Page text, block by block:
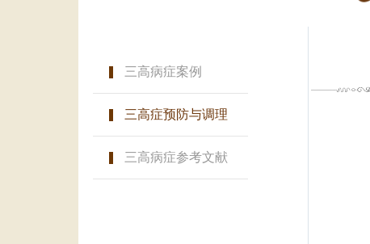
三高病症案例
三高症预防与调理
三高病症参考文献